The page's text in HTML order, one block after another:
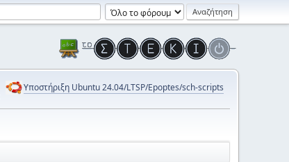
Υποστήριξη Ubuntu 24.04/LTSP/Epoptes/sch-scripts